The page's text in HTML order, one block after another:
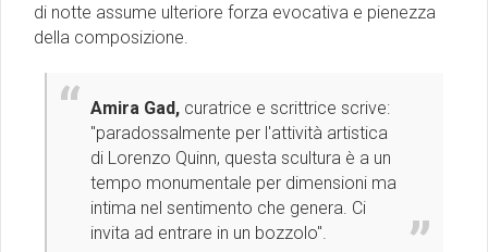
di notte assume ulteriore forza evocativa e pienezza
della composizione.
Amira Gad, curatrice e scrittrice scrive:
"paradossalmente per l'attività artistica
di Lorenzo Quinn, questa scultura è a un
tempo monumentale per dimensioni ma
intima nel sentimento che genera. Ci
invita ad entrare in un bozzolo''.